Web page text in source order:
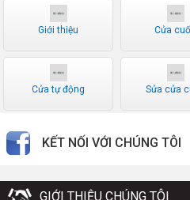
Giới thiệu Cửa
Cửa tự động Sửa cửa
KẾT NỐI VỚI CHÚNG TÔI
GIỚI THIỆU CHÚNG TÔI